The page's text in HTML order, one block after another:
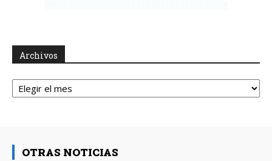
Archivos
Archivos
OTRAS NOTICIAS